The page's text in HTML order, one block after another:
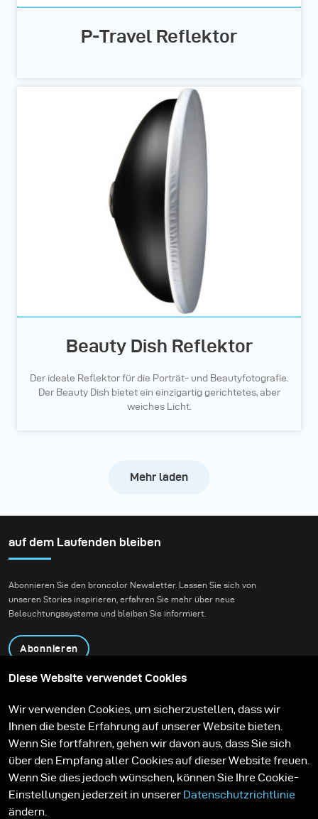
P-Travel Reflektor
Beauty Dish Reflektor
Der ideale Reflektor für die Porträt- und Beautyfotografie.
Der Beauty Dish bietet ein einzigartig gerichtetes, aber
weiches Licht.
Mehr laden
auf dem Laufenden bleiben
Abonnieren Sie den broncolor Newsletter. Lassen Sie sich von
unseren Stories inspirieren, erfahren Sie mehr über neue
Beleuchtungssysteme und bleiben Sie informiert.
Abonnieren
Kontakt
Technologien
Contribute to our blog
Lernen
Support
Karriere
Media Center
Diese Website verwendet Cookies
Wir verwenden Cookies, um sicherzustellen, dass wir
Ihnen die beste Erfahrung auf unserer Website bieten.
Wenn Sie fortfahren, gehen wir davon aus, dass Sie sich
über den Empfang aller Cookies auf dieser Website freuen.
Wenn Sie dies jedoch wünschen, können Sie Ihre Cookie-
Einstellungen jederzeit in unserer Datenschutzrichtlinie
ändern.